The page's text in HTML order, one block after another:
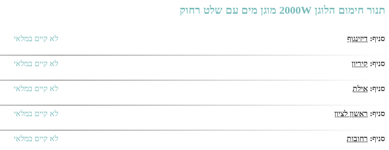
תנור חימום הלוגן 2000W מוגן מים עם שלט רחוק
סניף: דיזינגוף לא קיים במלאי
סניף: קיריון לא קיים במלאי
סניף: אילת לא קיים במלאי
סניף: ראשון לציון לא קיים במלאי
סניף: רחובות לא קיים במלאי